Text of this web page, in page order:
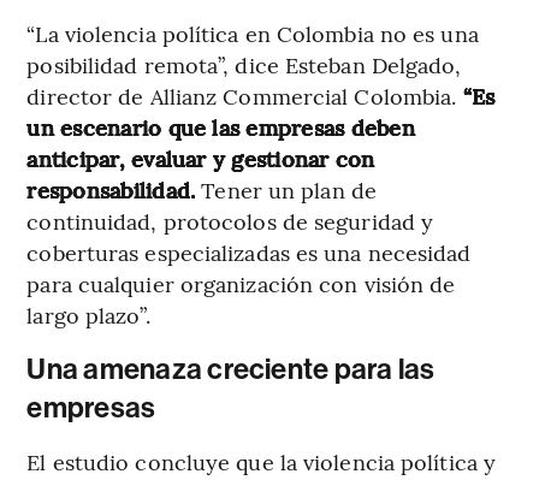
“La violencia política en Colombia no es una
posibilidad remota”, dice Esteban Delgado,
director de Allianz Commercial Colombia. “Es
un escenario que las empresas deben
anticipar, evaluar y gestionar con
responsabilidad. Tener un plan de
continuidad, protocolos de seguridad y
coberturas especializadas es una necesidad
para cualquier organización con visión de
largo plazo”.
Una amenaza creciente para las
empresas
El estudio concluye que la violencia política y